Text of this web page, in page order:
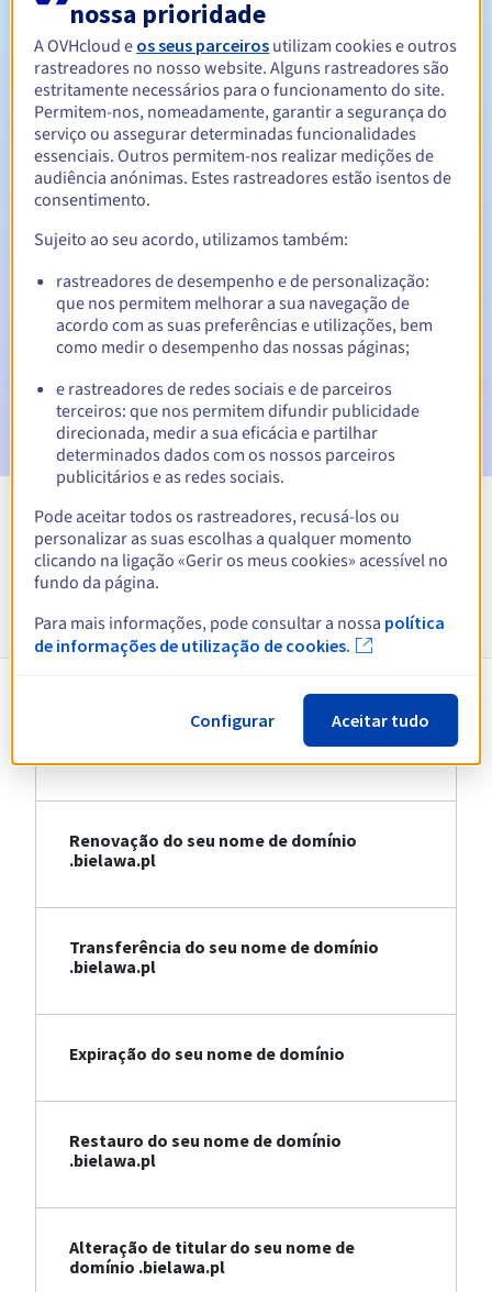
Período de renovação Entre 1 e 10 anos
Período de redenção
expiração
E-mail no dia da expiraçãopara notificar a suspensão do
nome de domínio
E-mail após o Redemption Grace Periodpara notificar a
eliminação do nome de domínio
Ver todas as extensões
Informações sobre .bielawa.pl
Registo do seu nome de domínio
Renovação do seu nome de domínio
.bielawa.pl
Transferência do seu nome de domínio
.bielawa.pl
Expiração do seu nome de domínio
Restauro do seu nome de domínio
.bielawa.pl
Alteração de titular do seu nome de
domínio .bielawa.pl
nossa prioridade
A OVHcloud e os seus parceiros utilizam cookies e outros
rastreadores no nosso website. Alguns rastreadores são
estritamente necessários para o funcionamento do site.
Permitem-nos, nomeadamente, garantir a segurança do
serviço ou assegurar determinadas funcionalidades
essenciais. Outros permitem-nos realizar medições de
audiência anónimas. Estes rastreadores estão isentos de
consentimento.
Sujeito ao seu acordo, utilizamos também:
rastreadores de desempenho e de personalização:
que nos permitem melhorar a sua navegação de
acordo com as suas preferências e utilizações, bem
como medir o desempenho das nossas páginas;
e rastreadores de redes sociais e de parceiros
terceiros: que nos permitem difundir publicidade
direcionada, medir a sua eficácia e partilhar
determinados dados com os nossos parceiros
publicitários e as redes sociais.
Pode aceitar todos os rastreadores, recusá-los ou
personalizar as suas escolhas a qualquer momento
clicando na ligação «Gerir os meus cookies» acessível no
fundo da página.
Para mais informações, pode consultar a nossa política
de informações de utilização de cookies.
Configurar Aceitar tudo